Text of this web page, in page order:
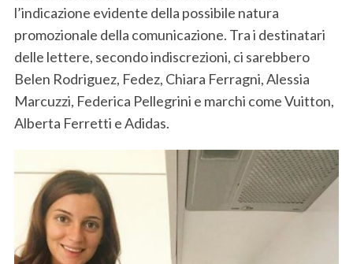
l’indicazione evidente della possibile natura
promozionale della comunicazione. Tra i destinatari
delle lettere, secondo indiscrezioni, ci sarebbero
Belen Rodriguez, Fedez, Chiara Ferragni, Alessia
Marcuzzi, Federica Pellegrini e marchi come Vuitton,
Alberta Ferretti e Adidas.